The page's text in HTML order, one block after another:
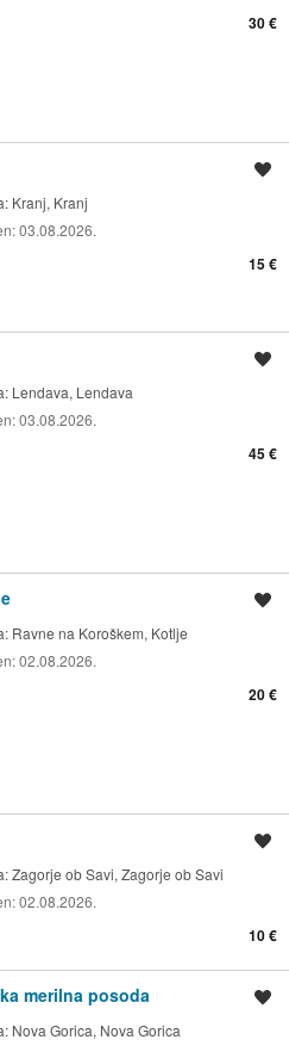
30 €
Kranj, Kranj
03.08.2026.
15 €
Lendava, Lendava
03.08.2026.
45 €
Ravne na Koroškem, Kotlje
02.08.2026.
20 €
Zagorje ob Savi, Zagorje ob Savi
02.08.2026.
10 €
merilna posoda
Nova Gorica, Nova Gorica